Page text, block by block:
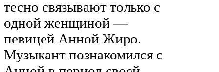
тесно связывают только с
одной женщиной —
певицей Анной Жиро.
Музыкант познакомился с